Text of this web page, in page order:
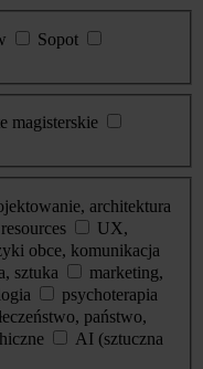
Sopot
magisterskie
architektura
UX,
obce, komunikacja
sztuka
marketing,
psychoterapia
państwo,
AI (sztuczna